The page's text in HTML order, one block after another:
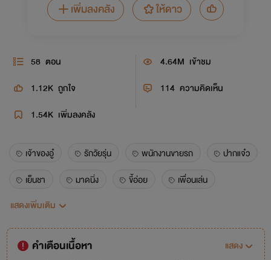
เพิ่มลงคลัง
ให้ดาว
58 ตอน 4.64M เข้าชม
1.12K ถูกใจ 114 ความคิดเห็น
1.54K เพิ่มลงคลัง
เจ้าของอู๋ รักวัยรุ่น พนักงานขายรถ
ปากแจ๋ว
เย็นชา
มาดนิ่ง ขี้อ่อย
เพื่อนเล่น
วัยเด็ก
นางเอกสู้คน
พระเอกเย็นชา
แสดงเพิ่มเติม
คำเตือนเนื้อหา
แสดง